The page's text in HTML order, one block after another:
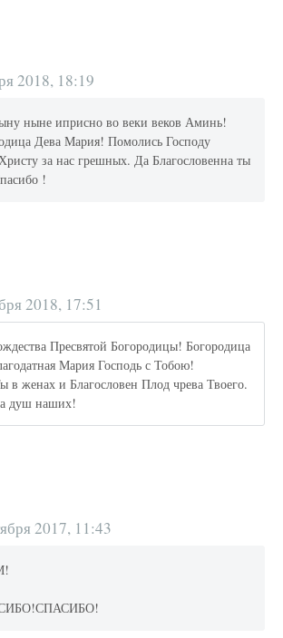
2018, 18:19
ныне иприсно во веки веков Аминь!
Дева Мария! Помолись Господу
за нас грешных. Да Благословенна ты
!
2018, 17:51
Пресвятой Богородицы! Богородица
Мария Господь с Тобою!
в женах и Благословен Плод чрева Твоего.
душ наших!
2017, 11:43